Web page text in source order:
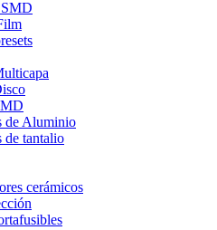
SMD
de Aluminio
de tantalio
cerámicos